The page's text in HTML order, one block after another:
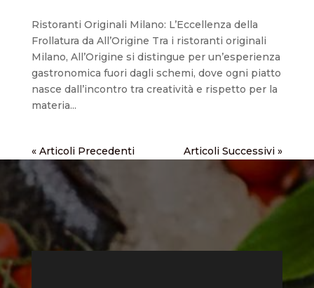
Ristoranti Originali Milano: L’Eccellenza della
Frollatura da All’Origine Tra i ristoranti originali
Milano, All’Origine si distingue per un’esperienza
gastronomica fuori dagli schemi, dove ogni piatto
nasce dall’incontro tra creatività e rispetto per la
materia...
« Articoli Precedenti Articoli Successivi »